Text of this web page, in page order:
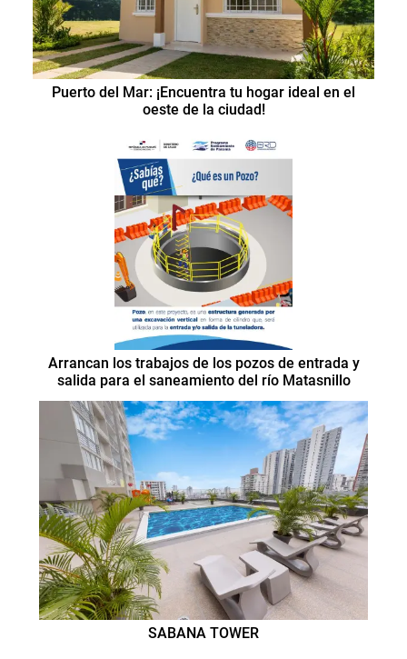
Puerto del Mar: ¡Encuentra tu hogar ideal en el
oeste de la ciudad!
Arrancan los trabajos de los pozos de entrada y
salida para el saneamiento del río Matasnillo
SABANA TOWER